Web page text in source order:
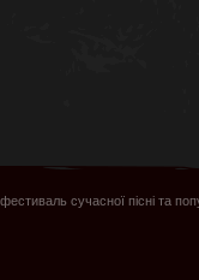
сучасної пісні та